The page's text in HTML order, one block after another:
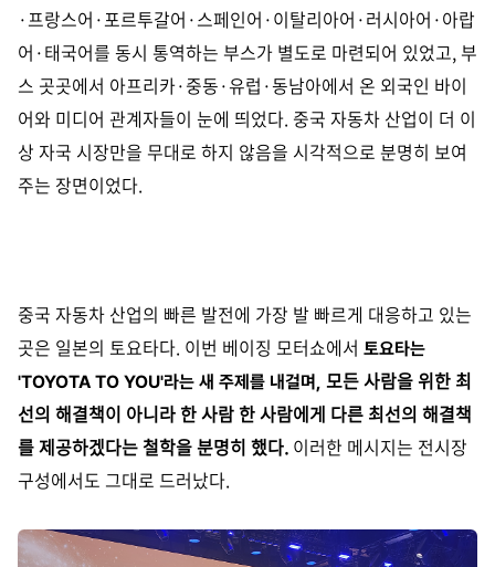
·프랑스어·포르투갈어·스페인어·이탈리아어·러시아어·아랍
어·태국어를 동시 통역하는 부스가 별도로 마련되어 있었고, 부
스 곳곳에서 아프리카·중동·유럽·동남아에서 온 외국인 바이
어와 미디어 관계자들이 눈에 띄었다. 중국 자동차 산업이 더 이
상 자국 시장만을 무대로 하지 않음을 시각적으로 분명히 보여
주는 장면이었다.
중국 자동차 산업의 빠른 발전에 가장 발 빠르게 대응하고 있는
곳은 일본의 토요타다. 이번 베이징 모터쇼에서 토요타는
'TOYOTA TO YOU'라는 새 주제를 내걸며, 모든 사람을 위한 최
선의 해결책이 아니라 한 사람 한 사람에게 다른 최선의 해결책
를 제공하겠다는 철학을 분명히 했다. 이러한 메시지는 전시장
구성에서도 그대로 드러났다.